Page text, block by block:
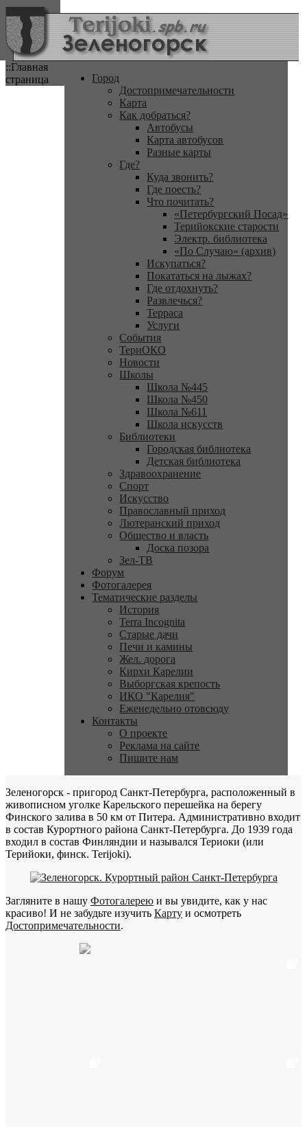
::Главная
страница
Город
Достопримечательности
Карта
Как добраться?
Автобусы
Карта автобусов
Разные карты
Где?
Куда звонить?
Где поесть?
Что почитать?
«Петербургский Посад»
Терийокские старости
Электр. библиотека
«По Случаю» (архив)
Искупаться?
Покататься на лыжах?
Где отдохнуть?
Развлечься?
Терраса
Услуги
События
ТериОКО
Новости
Школы
Школа №445
Школа №450
Школа №611
Школа искусств
Библиотеки
Городская библиотека
Детская библиотека
Здравоохранение
Спорт
Искусство
Православный приход
Лютеранский приход
Общество и власть
Доска позора
Зел-ТВ
Форум
Фотогалерея
Тематические разделы
История
Terra Incognita
Старые дачи
Печи и камины
Жел. дорога
Кирхи Карелии
Выборгская крепость
ИКО "Карелия"
Еженедельно отовсюду
Контакты
О проекте
Реклама на сайте
Пишите нам
Зеленогорск - пригород Санкт-Петербурга, расположенный в
живописном уголке Карельского перешейка на берегу
Финского залива в 50 км от Питера. Административно входит
в состав Курортного района Санкт-Петербурга. До 1939 года
входил в состав Финляндии и назывался Териоки (или
Терийоки, финск. Terijoki).
Загляните в нашу Фотогалерею и вы увидите, как у нас
красиво! И не забудьте изучить Карту и осмотреть
Достопримечательности.